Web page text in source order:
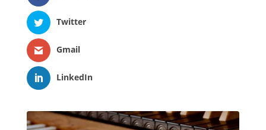
Twitter
Gmail
LinkedIn